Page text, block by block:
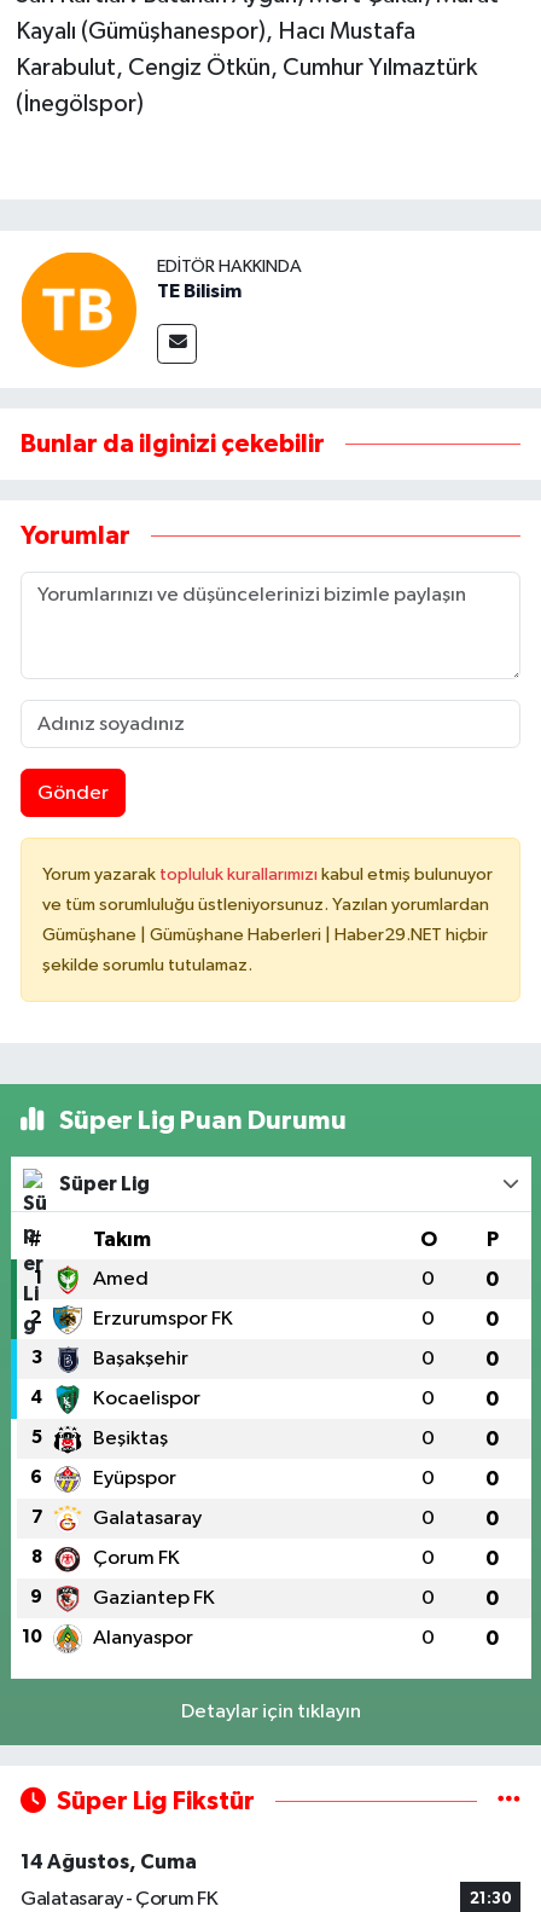
Kayalı (Gümüşhanespor), Hacı Mustafa
Karabulut, Cengiz Ötkün, Cumhur Yılmaztürk
(İnegölspor)
EDITÖR HAKKINDA
TE Bilisim
Bunlar da ilginizi çekebilir
Yorumlar
Gönder
Yorum yazarak topluluk kurallarımızı kabul etmiş bulunuyor
ve tüm sorumluluğu üstleniyorsunuz. Yazılan yorumlardan
Gümüşhane | Gümüşhane Haberleri | Haber29.NET hiçbir
şekilde sorumlu tutulamaz.
Süper Lig Puan Durumu
Süper Lig
# Takım O P
1 Amed 0 0
2 Erzurumspor FK 0 0
3 Başakşehir 0 0
4 Kocaelispor 0 0
5 Beşiktaş 0 0
6 Eyüpspor 0 0
7 Galatasaray 0 0
8 Çorum FK 0 0
9 Gaziantep FK 0 0
10 Alanyaspor 0 0
Detaylar için tıklayın
Süper Lig Fikstür
14 Ağustos, Cuma
Galatasaray - Çorum FK
21:30